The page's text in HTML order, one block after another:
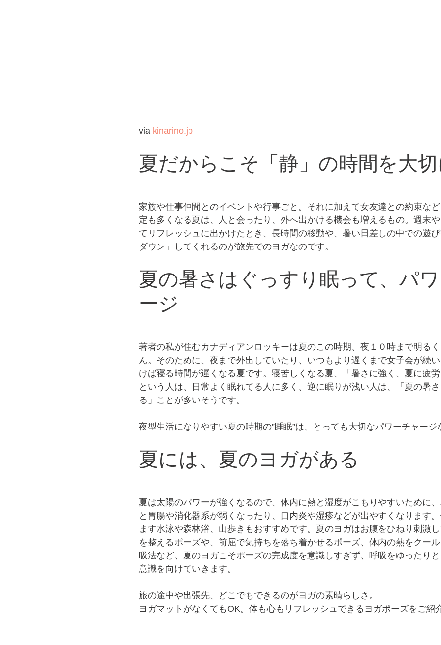
via kinarino.jp
夏だからこそ「静」の時間を大
家族や仕事仲間とのイベントや行事ごと。それに加えて女友達との約束な
定も多くなる夏は、人と会ったり、外へ出かける機会も増えるもの。週末
てリフレッシュに出かけたとき、長時間の移動や、暑い日差しの中での遊
ダウン」してくれるのが旅先でのヨガなのです。
夏の暑さはぐっすり眠って、パ
ージ
著者の私が住むカナディアンロッキーは夏のこの時期、夜１０時まで明る
ん。そのために、夜まで外出していたり、いつもより遅くまで女子会が続
けば寝る時間が遅くなる夏です。寝苦しくなる夏、「暑さに強く、夏に疲
という人は、日常よく眠れてる人に多く、逆に眠りが浅い人は、「夏の暑
る」ことが多いそうです。
夜型生活になりやすい夏の時期の”睡眠”は、とっても大切なパワーチャー
夏には、夏のヨガがある
夏は太陽のパワーが強くなるので、体内に熱と湿度がこもりやすいために
と胃腸や消化器系が弱くなったり、口内炎や湿疹などが出やすくなります
ます水泳や森林浴、山歩きもおすすめです。夏のヨガはお腹をひねり刺激
を整えるポーズや、前屈で気持ちを落ち着かせるポーズ、体内の熱をクー
吸法など、夏のヨガこそポーズの完成度を意識しすぎず、呼吸をゆったり
意識を向けていきます。
旅の途中や出張先、どこでもできるのがヨガの素晴らしさ。
ヨガマットがなくてもOK。体も心もリフレッシュできるヨガポーズをご紹